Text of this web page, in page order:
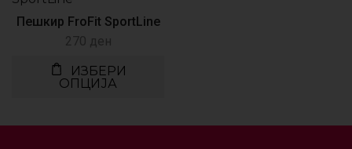
Пешкир FroFit SportLine
270 ден
ИЗБЕРИ
ОПЦИЈА